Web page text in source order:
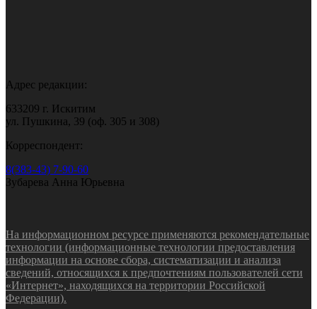
Адрес редакции:
633209 г. Искитим
ул. Пушкина, 39 (оф. 305 и 308)
Корреспондент:
8(383-43) 7-90-60
Зубарева Анна Юрьевна
На информационном ресурсе применяются рекомендательные
технологии (информационные технологии предоставления
информации на основе сбора, систематизации и анализа
сведений, относящихся к предпочтениям пользователей сети
«Интернет», находящихся на территории Российской
Федерации).